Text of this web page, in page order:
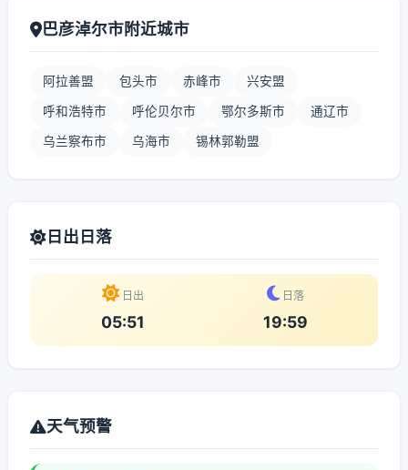
巴彦淖尔市附近城市
阿拉善盟 包头市 赤峰市 兴安盟
呼和浩特市 呼伦贝尔市 鄂尔多斯市 通辽市
乌兰察布市 乌海市 锡林郭勒盟
日出日落
日出
05:51
日落
19:59
天气预警